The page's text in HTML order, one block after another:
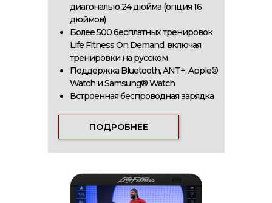
диагональю 24 дюйма (опция 16
дюймов)
Более 500 бесплатных тренировок
Life Fitness On Demand, включая
тренировки на русском
Поддержка Bluetooth, ANT+, Apple®
Watch и Samsung® Watch
Встроенная беспроводная зарядка
ПОДРОБНЕЕ